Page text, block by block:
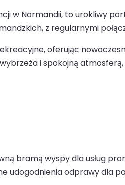
w Normandii, to urokliwy
z regularnymi
oferując
i spokojną
bramą wyspy dla usług
odprawy dla